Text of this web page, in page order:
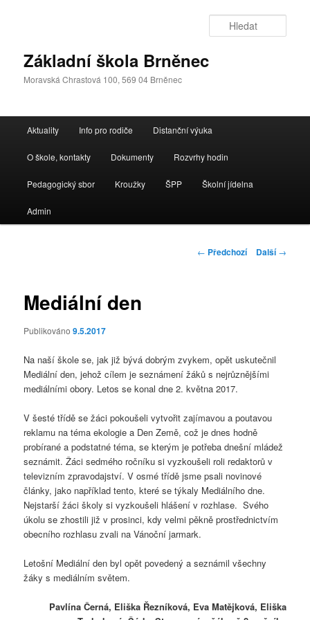
Základní škola Brněnec
Moravská Chrastová 100, 569 04 Brněnec
navigační
Aktuality Info pro rodiče Distanční výuka
O škole, kontakty Dokumenty Rozvrhy hodin
Pedagogický sbor Kroužky ŠPP Školní jídelna
Admin
Navigace
← Předchozí Další→
Mediální den
Publikováno9.5.2017
Na naší škole se, jak již bývá dobrým zvykem, opět uskutečnil
Mediální den, jehož cílem je seznámení žáků s nejrůznějšími
mediálními obory. Letos se konal dne 2. května 2017.
V šesté třídě se žáci pokoušeli vytvořit zajímavou a poutavou
reklamu na téma ekologie a Den Země, což je dnes hodně
probírané a podstatné téma, se kterým je potřeba dnešní mládež
seznámit. Žáci sedmého ročníku si vyzkoušeli roli redaktorů v
televizním zpravodajství. V osmé třídě jsme psali novinové
články, jako například tento, které se týkaly Mediálního dne.
Nejstarší žáci školy si vyzkoušeli hlášení v rozhlase. Svého
úkolu se zhostili již v prosinci, kdy velmi pěkně prostřednictvím
obecního rozhlasu zvali na Vánoční jarmark.
Letošní Mediální den byl opět povedený a seznámil všechny
žáky s mediálním světem.
Pavlína Černá, Eliška Řezníková, Eva Matějková, Eliška